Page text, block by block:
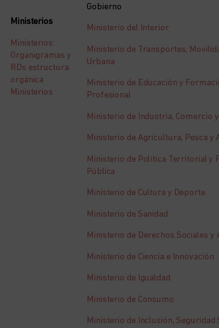
Ministerios
Ministerios:
Organigramas y
RDs estructura
orgánica
Ministerios
Gobierno
Ministerio del Interior
Ministerio de Transportes,
Urbana
Ministerio de Educación y
Profesional
Ministerio de Industria, Comercio
Ministerio de Agricultura, Pesca y
Ministerio de Política Territorial y
Pública
Ministerio de Cultura y Deporte
Ministerio de Sanidad
Ministerio de Derechos Sociales y
Ministerio de Ciencia e Innovación
Ministerio de Igualdad
Ministerio de Consumo
Ministerio de Inclusión, Seguridad